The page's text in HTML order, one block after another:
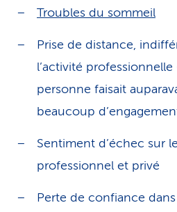
Troubles du sommeil
Prise de distance,
l’activité professionnelle
personne faisait
beaucoup
Sentiment d’échec sur
professionnel et privé
Perte de confiance